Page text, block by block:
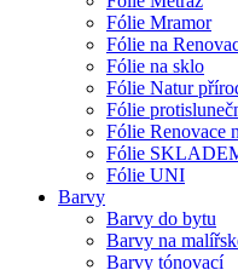
Fólie Mramor
Fólie na
Fólie na sklo
Fólie Natur
Fólie
Fólie Renovace
Fólie
Fólie UNI
Barvy
Barvy do bytu
Barvy na
Barvy tónovací